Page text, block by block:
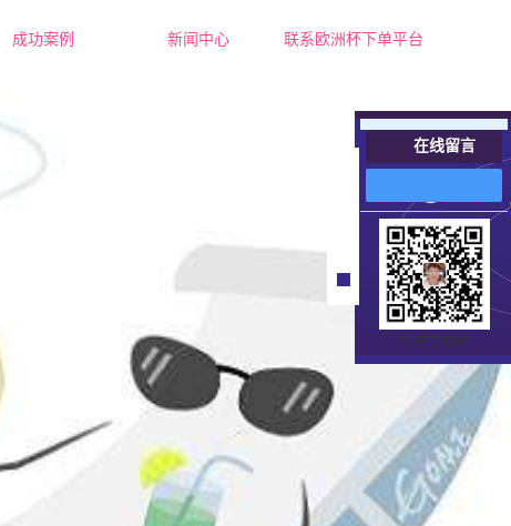
成功案例 新闻中心 联系欧洲杯下单平台
在线留言
扫描二维码